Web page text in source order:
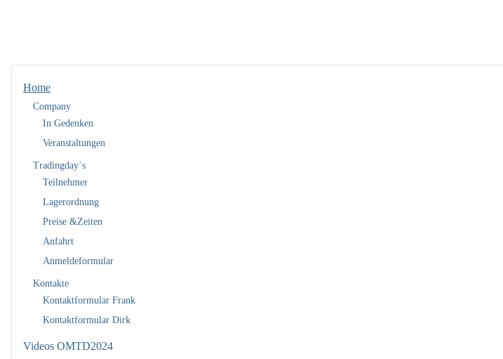
Home
Company
In Gedenken
Veranstaltungen
Tradingday`s
Teilnehmer
Lagerordnung
Preise &Zeiten
Anfahrt
Anmeldeformular
Kontakte
Kontaktformular Frank
Kontaktformular Dirk
Videos OMTD2024